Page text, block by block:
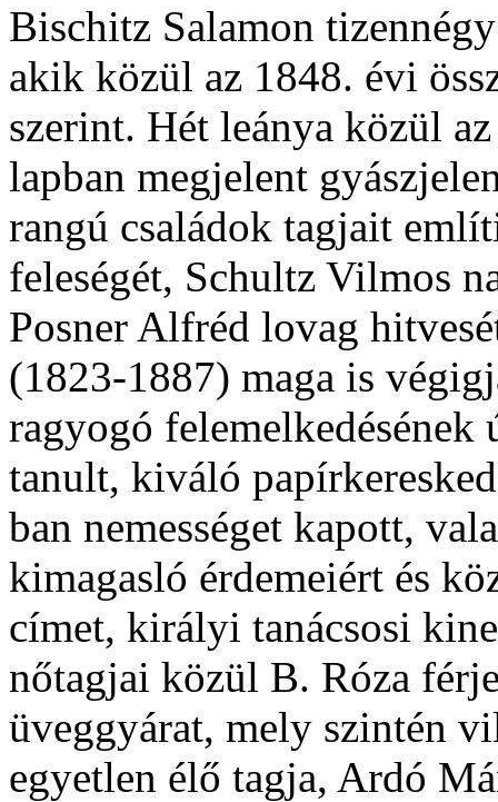
Bischitz Salamon
akik közül az 1848. évi
szerint. Hét leánya közül
lapban megjelent
rangú családok tagjait
feleségét, Schultz Vilmos
Posner Alfréd lovag
(1823-1887) maga is
ragyogó
tanult, kiváló
ban nemességet kapott,
kimagasló érdemeiért és
címet, királyi tanácsosi
nőtagjai közül B. Róza
üveggyárat, mely szintén
egyetlen élő tagja, Ardó